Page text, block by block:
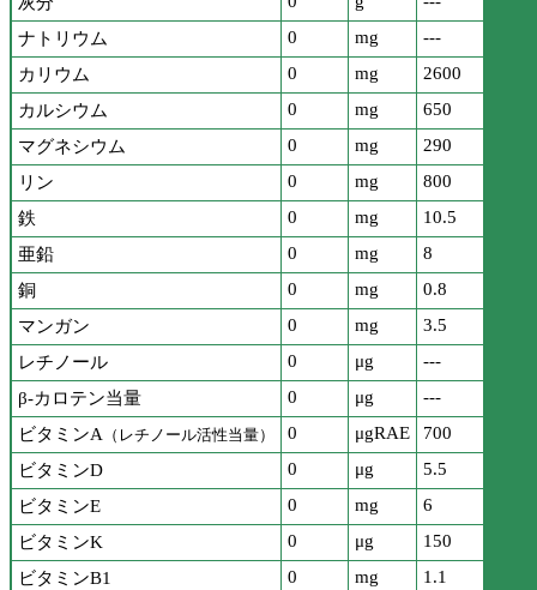
ナトリウム
0 mg
---
カリウム
0 mg
2600
カルシウム
0 mg
650
マグネシウム
0 mg
290
リン
0 mg
800
鉄
0 mg
10.5
亜鉛
0 mg
8
銅
0 mg
0.8
マンガン
0 mg
3.5
レチノール
0 μg
---
β-カロテン当量
0 μg
---
ビタミンA （レチノール活性当量） 0 μgRAE
700
ビタミンD
0 μg
5.5
ビタミンE
0 mg
6
ビタミンK
0 μg
150
ビタミンB1
0 mg
1.1